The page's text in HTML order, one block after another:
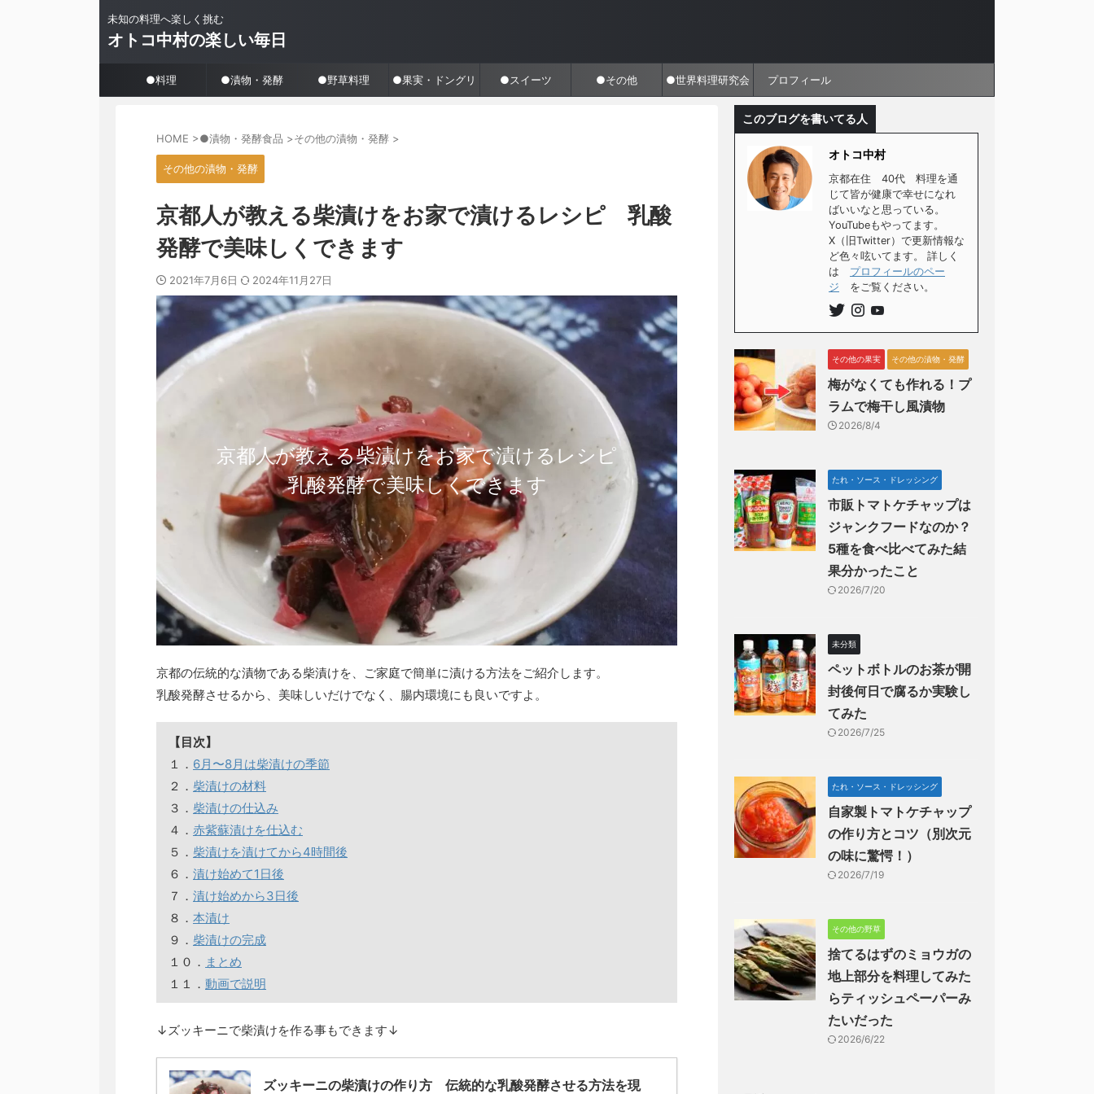
未知の料理へ楽しく挑む
オトコ中村の楽しい毎日
●料理 ●漬物・発酵 ●野草料理 ●果実・ドングリ ●スイーツ ●その他 ●世界料理研究会 プロフィール
HOME >●漬物・発酵食品 >その他の漬物・発酵 >
その他の漬物・発酵
京都人が教える柴漬けをお家で漬けるレシピ 乳酸
発酵で美味しくできます
2021年7月6日 2024年11月27日
京都人が教える柴漬けをお家で漬けるレシピ
乳酸発酵で美味しくできます
京都の伝統的な漬物である柴漬けを、ご家庭で簡単に漬ける方法をご紹介します。
乳酸発酵させるから、美味しいだけでなく、腸内環境にも良いですよ。
【目次】
１． 6月〜8月は柴漬けの季節
２． 柴漬けの材料
３． 柴漬けの仕込み
４． 赤紫蘇漬けを仕込む
５． 柴漬けを漬けてから4時間後
６． 漬け始めて1日後
７． 漬け始めから3日後
８． 本漬け
９． 柴漬けの完成
１０． まとめ
１１． 動画で説明
↓ズッキーニで柴漬けを作る事もできます↓
ズッキーニの柴漬けの作り方 伝統的な乳酸発酵させる方法を現
このブログを書いてる人
オトコ中村
京都在住 40代 料理を通
じて皆が健康で幸せになれ
ばいいなと思っている。
YouTubeもやってます。
X（旧Twitter）で更新情報な
ど色々呟いてます。 詳しく
は プロフィールのペー
ジ をご覧ください。
その他の果実 その他の漬物・発酵
梅がなくても作れる！プ
ラムで梅干し風漬物
2026/8/4
たれ・ソース・ドレッシング
市販トマトケチャップは
ジャンクフードなのか？
5種を食べ比べてみた結
果分かったこと
2026/7/20
未分類
ペットボトルのお茶が開
封後何日で腐るか実験し
てみた
2026/7/25
たれ・ソース・ドレッシング
自家製トマトケチャップ
の作り方とコツ（別次元
の味に驚愕！）
2026/7/19
その他の野草
捨てるはずのミョウガの
地上部分を料理してみた
らティッシュペーパーみ
たいだった
2026/6/22